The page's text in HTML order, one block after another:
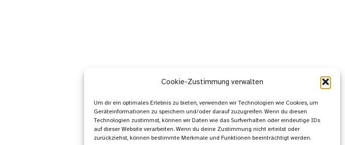
Cookie-Zustimmung verwalten
Um dir ein optimales Erlebnis zu bieten, verwenden wir Technologien wie Cookies, um
Geräteinformationen zu speichern und/oder darauf zuzugreifen. Wenn du diesen
Technologien zustimmst, können wir Daten wie das Surfverhalten oder eindeutige IDs
auf dieser Website verarbeiten. Wenn du deine Zustimmung nicht erteilst oder
zurückziehst, können bestimmte Merkmale und Funktionen beeinträchtigt werden.